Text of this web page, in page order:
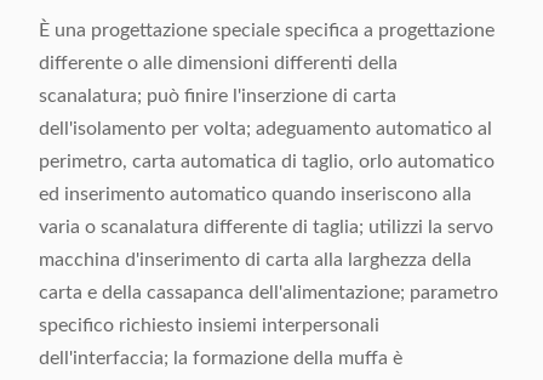
È una progettazione speciale specifica a progettazione
differente o alle dimensioni differenti della
scanalatura; può finire l'inserzione di carta
dell'isolamento per volta; adeguamento automatico al
perimetro, carta automatica di taglio, orlo automatico
ed inserimento automatico quando inseriscono alla
varia o scanalatura differente di taglia; utilizzi la servo
macchina d'inserimento di carta alla larghezza della
carta e della cassapanca dell'alimentazione; parametro
specifico richiesto insiemi interpersonali
dell'interfaccia; la formazione della muffa è